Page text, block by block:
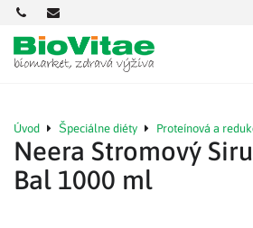
+421
901
712
584
office@biovitae.sk
Úvod Špeciálne diéty Proteínová a
Neera Stromový
Bal 1000 ml